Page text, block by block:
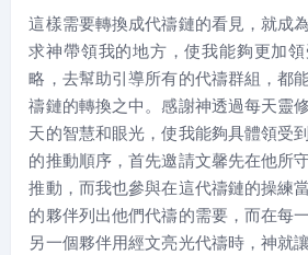
這樣需要轉換成代禱鏈的看見，就成
求神帶領我的地方，使我能夠更加
略，去幫助引導所有的代禱群組，都
禱鏈的轉換之中。感謝神透過每天靈
天的智慧和眼光，使我能夠具體領受
的推動順序，首先邀請文馨先在他所
推動，而我也參與在這代禱鏈的操練
的夥伴列出他們代禱的需要，而在每
另一個夥伴用經文亮光代禱時，神就